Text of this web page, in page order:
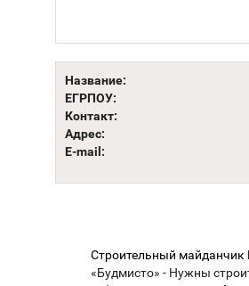
Название:
ЕГРПОУ:
Контакт:
Адрес:
E-mail:
Строительный майданчик
«Будмисто» - Нужны